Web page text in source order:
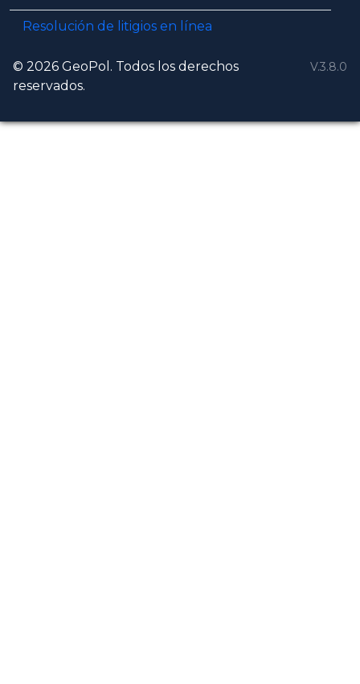
Resolución de litigios en línea
© 2026 GeoPol. Todos los derechos
reservados.
V.3.8.0